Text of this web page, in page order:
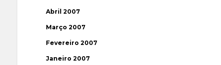
Abril 2007
Março 2007
Fevereiro 2007
Janeiro 2007